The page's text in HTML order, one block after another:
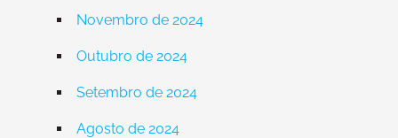
Novembro de 2024
Outubro de 2024
Setembro de 2024
Agosto de 2024